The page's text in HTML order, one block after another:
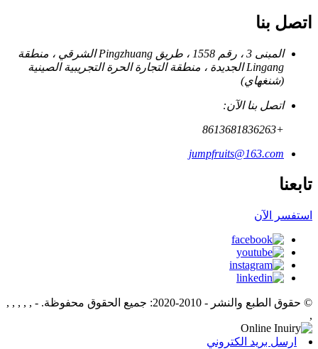
اتصل بنا
المبنى 3 ، رقم 1558 ، طريق Pingzhuang الشرقي ، منطقة
Lingang الجديدة ، منطقة التجارة الحرة التجريبية الصينية
(شنغهاي)
اتصل بنا الآن:
+8613681836263
jumpfruits@163.com
تابعنا
استفسر الآن
© حقوق الطبع والنشر - 2010-2020: جميع الحقوق محفوظة.
- , , , , ,
,
ارسل بريد الكتروني